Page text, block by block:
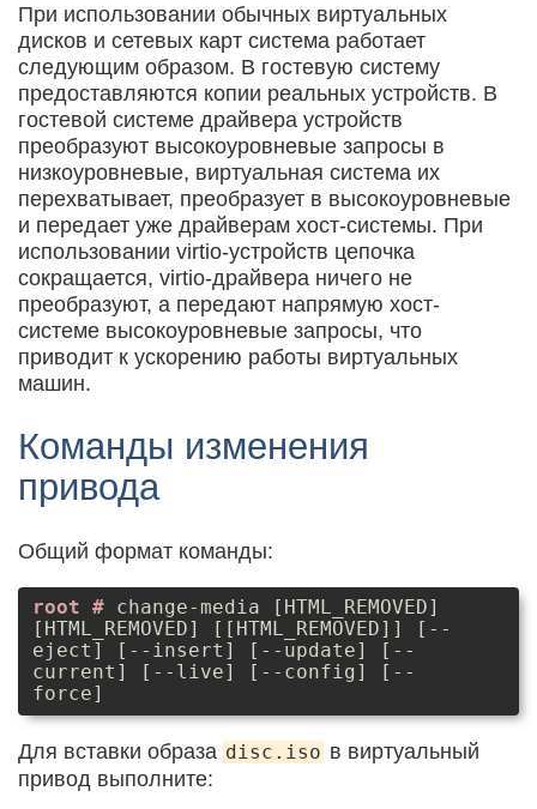
При использовании обычных виртуальных
дисков и сетевых карт система работает
следующим образом. В гостевую систему
предоставляются копии реальных устройств. В
гостевой системе драйвера устройств
преобразуют высокоуровневые запросы в
низкоуровневые, виртуальная система их
перехватывает, преобразует в высокоуровневые
и передает уже драйверам хост-системы. При
использовании virtio-устройств цепочка
сокращается, virtio-драйвера ничего не
преобразуют, а передают напрямую хост-
системе высокоуровневые запросы, что
приводит к ускорению работы виртуальных
машин.
Команды изменения
привода
Общий формат команды:
change-media [HTML_REMOVED]
[HTML_REMOVED] [[HTML_REMOVED]] [--
eject] [--insert] [--update] [--
current] [--live] [--config] [--
force]
Для вставки образа disc.iso в виртуальный
привод выполните: